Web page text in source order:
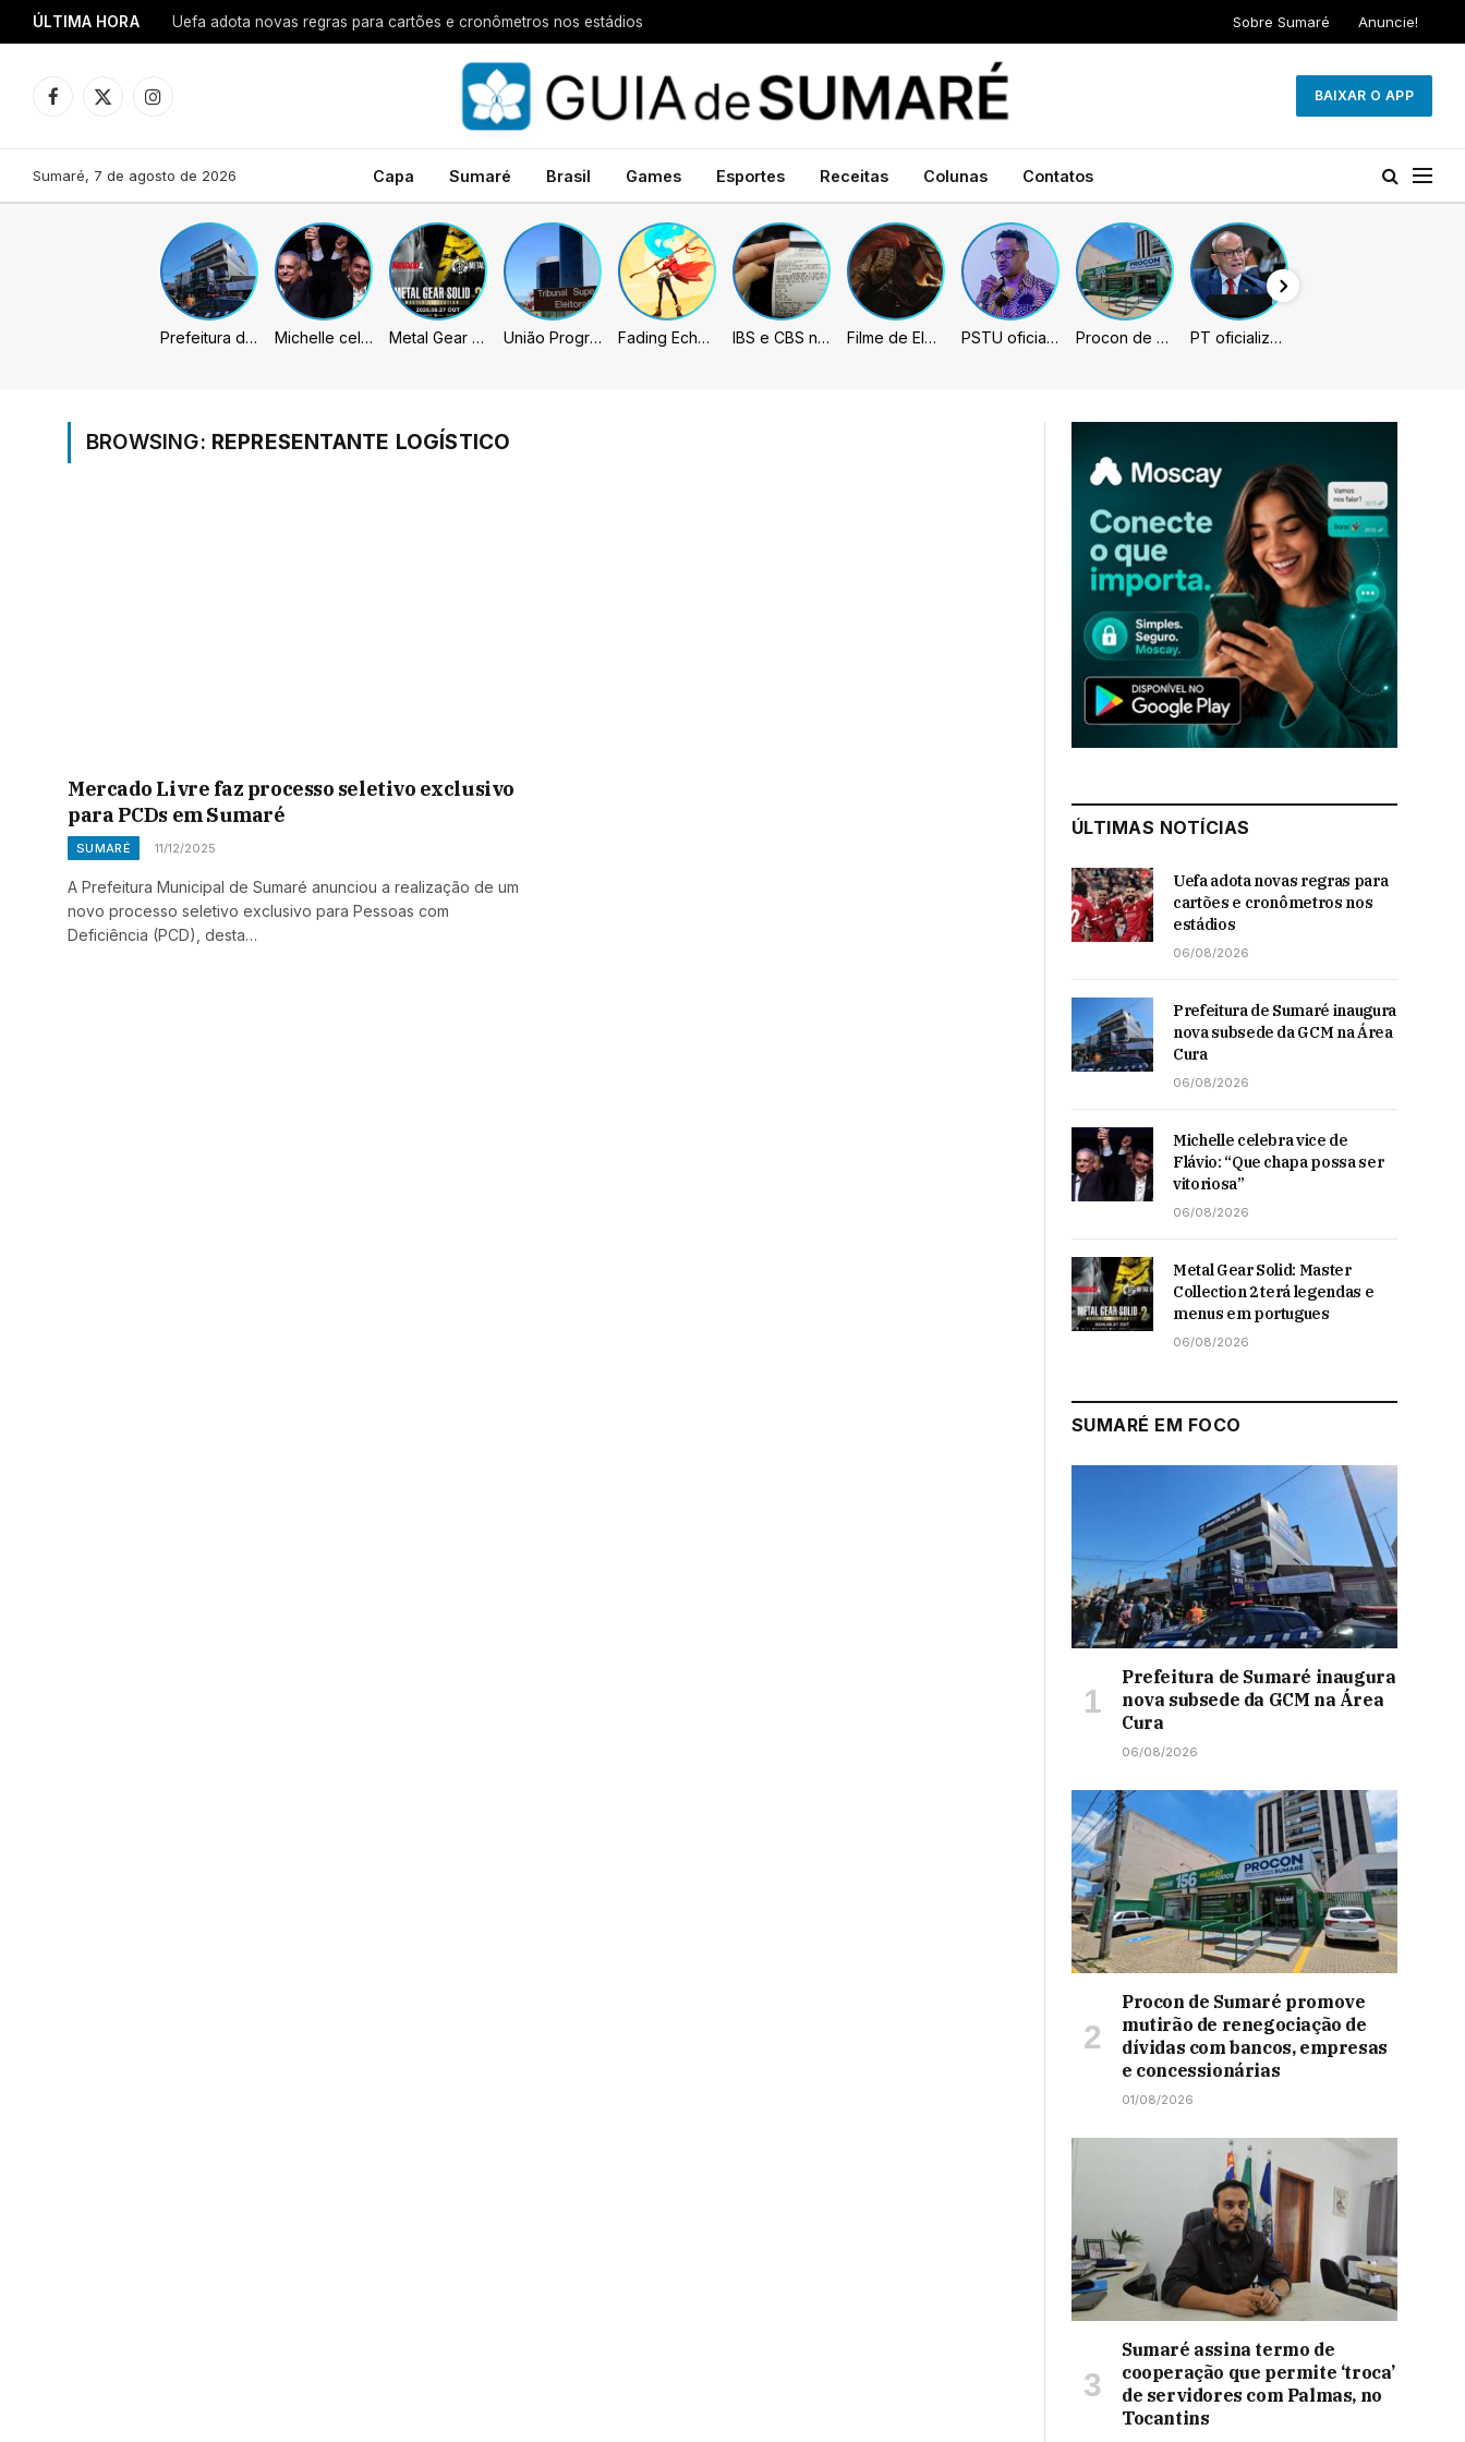
ÚLTIMA HORA Uefa adota novas regras para cartões e cronômetros nos estádios Sobre Sumaré Anuncie!
Facebook
X
Instagram
BAIXAR O APP
Sumaré, 7 de agosto de 2026 Capa Sumaré Brasil Games Esportes Receitas Colunas Contatos
Prefeitura de Sumaré inaugura nova subsede da GCM na Área Cura Michelle celebra vice de Flávio: “Que chapa possa ser vitoriosa” Metal Gear Solid: Master Collection 2 terá legendas e menus em portugues União Progressista e PL terão mais tempo de propaganda eleitoral Fading Echo – Review IBS e CBS necessitarão constar nas notas fiscais com início desta 2ª. Entenda Filme de Elden Ring tem gravações concluídas, mas ainda fica longe do lançamento PSTU oficializa Hertz Dias como candidato à Presidência da República Procon de Sumaré promove mutirão de renegociação de dívidas com bancos, empresas e concessionárias PT oficializa Contarato como candidato à reeleição ao Senado no ES
BROWSING: REPRESENTANTE LOGÍSTICO
Mercado Livre faz processo seletivo exclusivo
para PCDs em Sumaré
SUMARÉ 11/12/2025
A Prefeitura Municipal de Sumaré anunciou a realização de um
novo processo seletivo exclusivo para Pessoas com
Deficiência (PCD), desta…
ÚLTIMAS NOTÍCIAS
Uefa adota novas regras para
cartões e cronômetros nos
estádios
06/08/2026
Prefeitura de Sumaré inaugura
nova subsede da GCM na Área
Cura
06/08/2026
Michelle celebra vice de
Flávio: “Que chapa possa ser
vitoriosa”
06/08/2026
Metal Gear Solid: Master
Collection 2 terá legendas e
menus em portugues
06/08/2026
SUMARÉ EM FOCO
Prefeitura de Sumaré inaugura
nova subsede da GCM na Área
Cura
06/08/2026
Procon de Sumaré promove
mutirão de renegociação de
dívidas com bancos, empresas
e concessionárias
01/08/2026
Sumaré assina termo de
cooperação que permite ‘troca’
de servidores com Palmas, no
Tocantins